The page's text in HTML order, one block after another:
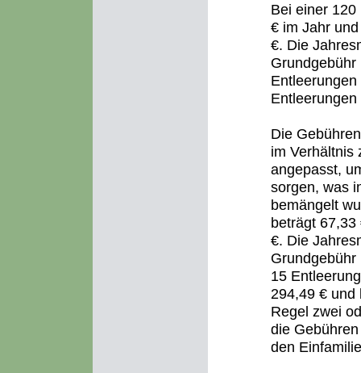
Bei einer
€ im Jahr
€. Die
Die
im Verhältnis
angepasst,
sorgen, was
bemängelt
beträgt
€. Die
15
294,49 € und
Regel zwei
die
den